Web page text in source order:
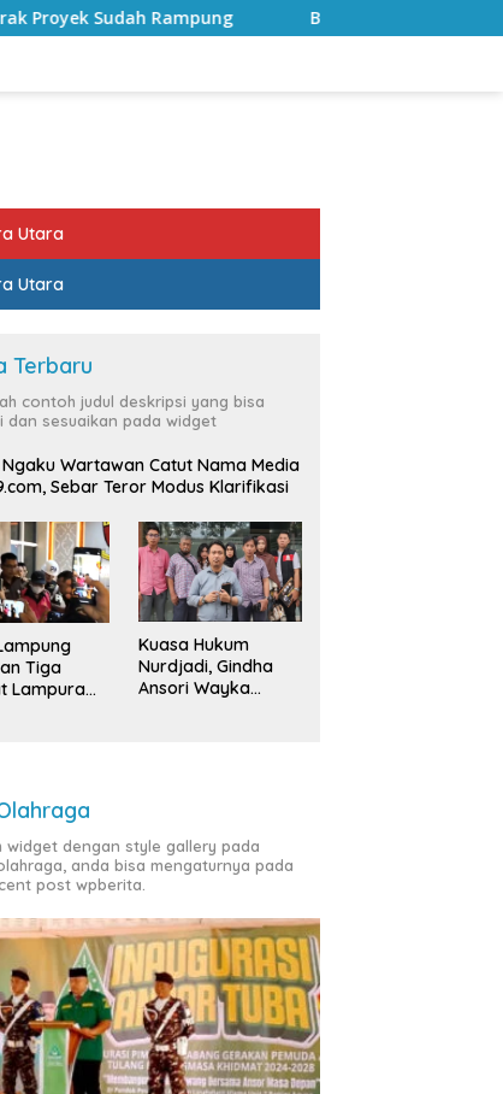
Bulan Kemerdekaan, Bupati Lampung Selatan
Utara
Utara
Terbaru
contoh judul deskripsi yang bisa
dan sesuaikan pada widget
Ngaku Wartawan Catut Nama Media
Sebar Teror Modus Klarifikasi
Tiga
Lampura
Kuasa Hukum
Nurdjadi, Gindha
Ansori Wayka
widget dengan style gallery pada
anda bisa mengaturnya pada
post wpberita.